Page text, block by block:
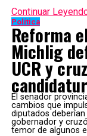
Continuar
Política
Reforma
Michlig
UCR y
El senador
cambios que
diputados
gobernador y
temor de algunos